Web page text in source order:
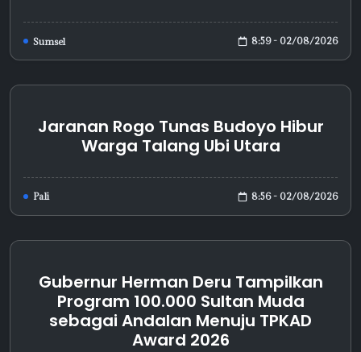
Sumsel 8:59 - 02/08/2026
Jaranan Rogo Tunas Budoyo Hibur
Warga Talang Ubi Utara
Pali 8:56 - 02/08/2026
Gubernur Herman Deru Tampilkan
Program 100.000 Sultan Muda
sebagai Andalan Menuju TPKAD
Award 2026